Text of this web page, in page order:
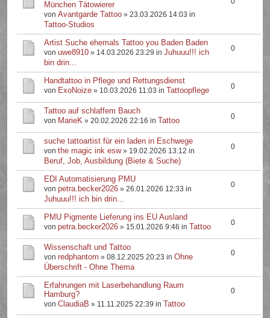
München Tätowierer
vonAvantgarde Tattoo » 23.03.2026 14:03 in
Tattoo-Studios
Artist Suche ehemals Tattoo you Baden Baden
vonuwe8910 » 14.03.2026 23:29 inJuhuuu!!! ich
bin drin...
0
Handtattoo in Pflege und Rettungsdienst
von ExoNoize » 10.03.2026 11:03 in Tattoopflege 0
Tattoo auf schlaffem Bauch
von MarieK » 20.02.2026 22:16 in Tattoo 0
suche tattoartist für ein laden in Eschwege
vonthe magic ink esw» 19.02.2026 13:12 in
Beruf, Job, Ausbildung (Biete & Suche)
0
EDI Automatisierung PMU
vonpetra.becker2026 » 26.01.2026 12:33 in
Juhuuu!!! ich bin drin...
0
PMU Pigmente Lieferung ins EU Ausland
vonpetra.becker2026 » 15.01.2026 9:46 in Tattoo 0
Wissenschaft und Tattoo
vonredphantom » 08.12.2025 20:23 inOhne
Überschrift - Ohne Thema
0
Erfahrungen mit Laserbehandlung Raum
Hamburg?
vonClaudiaB » 11.11.2025 22:39 in Tattoo
0